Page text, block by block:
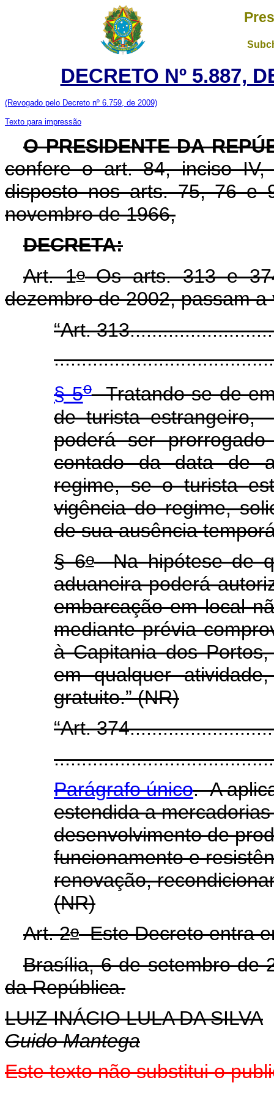
DECRETO Nº 5.887,
(Revogado pelo Decreto nº 6.759, de 2009)
Texto para impressão
O PRESIDENTE DA
confere o art. 84, inciso
disposto nos arts. 75, 76 e
novembro de 1966,
DECRETA:
Art. 1oOs arts. 313 e
dezembro de 2002, passam
“Art.
§ 5oTratando-se de
de turista
poderá ser
contado da data de
regime, se o turista
vigência do regime,
de sua ausência
§ 6oNa hipótese de
aduaneira poderá
embarcação em local
mediante prévia
à Capitania dos
em qualquer
gratuito.” (NR)
“Art.
Parágrafo único. A
estendida a
desenvolvimento de
funcionamento e
renovação,
(NR)
Art. 2oEste Decreto entra
Brasília, 6 de setembro de
da República.
LUIZ INÁCIO LULA DA SILVA
Guido Mantega
Este texto não substitui o